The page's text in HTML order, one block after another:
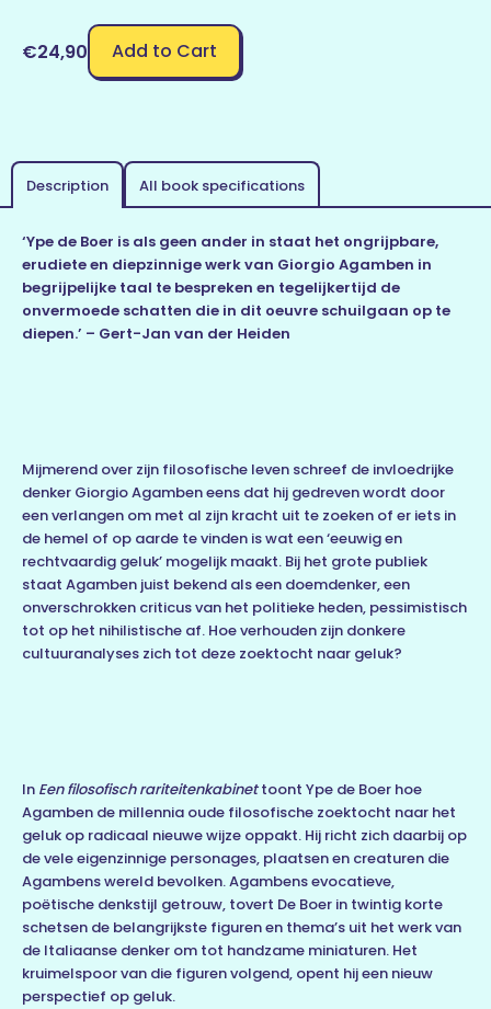
€24,90 Add to Cart
Description All book specifications
‘Ype de Boer is als geen ander in staat het ongrijpbare,
erudiete en diepzinnige werk van Giorgio Agamben in
begrijpelijke taal te bespreken en tegelijkertijd de
onvermoede schatten die in dit oeuvre schuilgaan op te
diepen.’ – Gert-Jan van der Heiden
Mijmerend over zijn filosofische leven schreef de invloedrijke
denker Giorgio Agamben eens dat hij gedreven wordt door
een verlangen om met al zijn kracht uit te zoeken of er iets in
de hemel of op aarde te vinden is wat een ‘eeuwig en
rechtvaardig geluk’ mogelijk maakt. Bij het grote publiek
staat Agamben juist bekend als een doemdenker, een
onverschrokken criticus van het politieke heden, pessimistisch
tot op het nihilistische af. Hoe verhouden zijn donkere
cultuuranalyses zich tot deze zoektocht naar geluk?
In Een filosofisch rariteitenkabinettoont Ype de Boer hoe
Agamben de millennia oude filosofische zoektocht naar het
geluk op radicaal nieuwe wijze oppakt. Hij richt zich daarbij op
de vele eigenzinnige personages, plaatsen en creaturen die
Agambens wereld bevolken. Agambens evocatieve,
poëtische denkstijl getrouw, tovert De Boer in twintig korte
schetsen de belangrijkste figuren en thema’s uit het werk van
de Italiaanse denker om tot handzame miniaturen. Het
kruimelspoor van die figuren volgend, opent hij een nieuw
perspectief op geluk.